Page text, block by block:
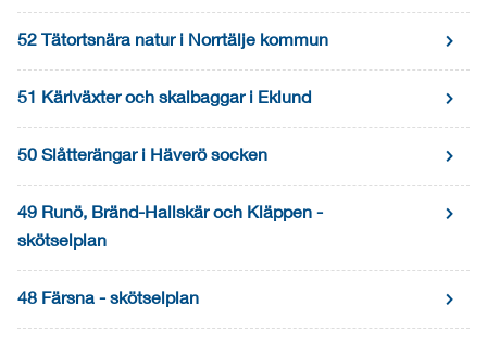
52 Tätortsnära natur i Norrtälje kommun
51 Kärlväxter och skalbaggar i Eklund
50 Slåtterängar i Häverö socken
49 Runö, Bränd-Hallskär och Kläppen -
skötselplan
48 Färsna - skötselplan